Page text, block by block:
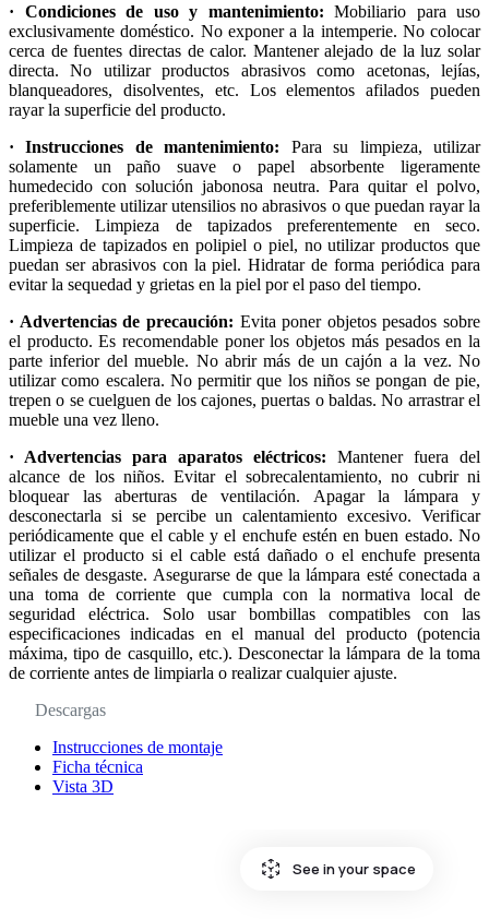
· Condiciones de uso y mantenimiento: Mobiliario para uso
exclusivamente doméstico. No exponer a la intemperie. No colocar
cerca de fuentes directas de calor. Mantener alejado de la luz solar
directa. No utilizar productos abrasivos como acetonas, lejías,
blanqueadores, disolventes, etc. Los elementos afilados pueden
rayar la superficie del producto.
· Instrucciones de mantenimiento: Para su limpieza, utilizar
solamente un paño suave o papel absorbente ligeramente
humedecido con solución jabonosa neutra. Para quitar el polvo,
preferiblemente utilizar utensilios no abrasivos o que puedan rayar la
superficie. Limpieza de tapizados preferentemente en seco.
Limpieza de tapizados en polipiel o piel, no utilizar productos que
puedan ser abrasivos con la piel. Hidratar de forma periódica para
evitar la sequedad y grietas en la piel por el paso del tiempo.
· Advertencias de precaución: Evita poner objetos pesados sobre
el producto. Es recomendable poner los objetos más pesados en la
parte inferior del mueble. No abrir más de un cajón a la vez. No
utilizar como escalera. No permitir que los niños se pongan de pie,
trepen o se cuelguen de los cajones, puertas o baldas. No arrastrar el
mueble una vez lleno.
· Advertencias para aparatos eléctricos: Mantener fuera del
alcance de los niños. Evitar el sobrecalentamiento, no cubrir ni
bloquear las aberturas de ventilación. Apagar la lámpara y
desconectarla si se percibe un calentamiento excesivo. Verificar
periódicamente que el cable y el enchufe estén en buen estado. No
utilizar el producto si el cable está dañado o el enchufe presenta
señales de desgaste. Asegurarse de que la lámpara esté conectada a
una toma de corriente que cumpla con la normativa local de
seguridad eléctrica. Solo usar bombillas compatibles con las
especificaciones indicadas en el manual del producto (potencia
máxima, tipo de casquillo, etc.). Desconectar la lámpara de la toma
de corriente antes de limpiarla o realizar cualquier ajuste.
Descargas
Instrucciones de montaje
Ficha técnica
Vista 3D